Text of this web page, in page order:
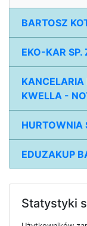
BARTOSZ
EKO-KAR SP.
KWELLA -
HURTOWNIA
EDUZAKUP
Statystyki